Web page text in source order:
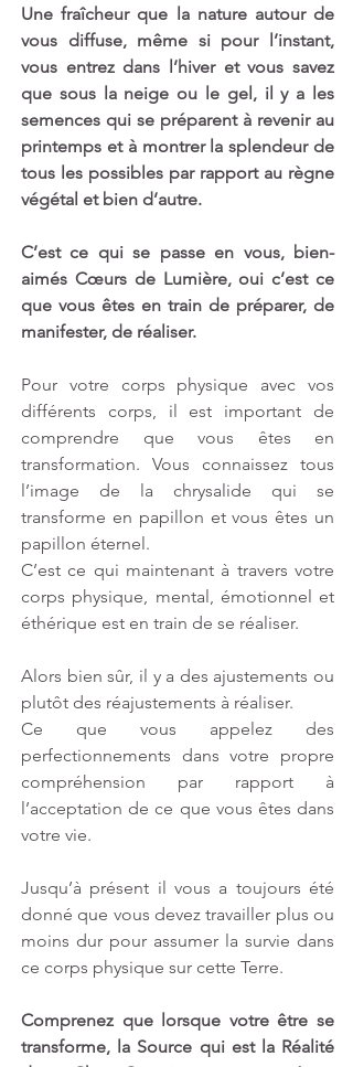
Une fraîcheur que la nature autour de
vous diffuse, même si pour l’instant,
vous entrez dans l’hiver et vous savez
que sous la neige ou le gel, il y a les
semences qui se préparent à revenir au
printemps et à montrer la splendeur de
tous les possibles par rapport au règne
végétal et bien d’autre.
C’est ce qui se passe en vous, bien-
aimés Cœurs de Lumière, oui c’est ce
que vous êtes en train de préparer, de
manifester, de réaliser.
Pour votre corps physique avec vos
différents corps, il est important de
comprendre que vous êtes en
transformation. Vous connaissez tous
l’image de la chrysalide qui se
transforme en papillon et vous êtes un
papillon éternel.
C’est ce qui maintenant à travers votre
corps physique, mental, émotionnel et
éthérique est en train de se réaliser.
Alors bien sûr, il y a des ajustements ou
plutôt des réajustements à réaliser.
Ce que vous appelez des
perfectionnements dans votre propre
compréhension par rapport à
l’acceptation de ce que vous êtes dans
votre vie.
Jusqu’à présent il vous a toujours été
donné que vous devez travailler plus ou
moins dur pour assumer la survie dans
ce corps physique sur cette Terre.
Comprenez que lorsque votre être se
transforme, la Source qui est la Réalité